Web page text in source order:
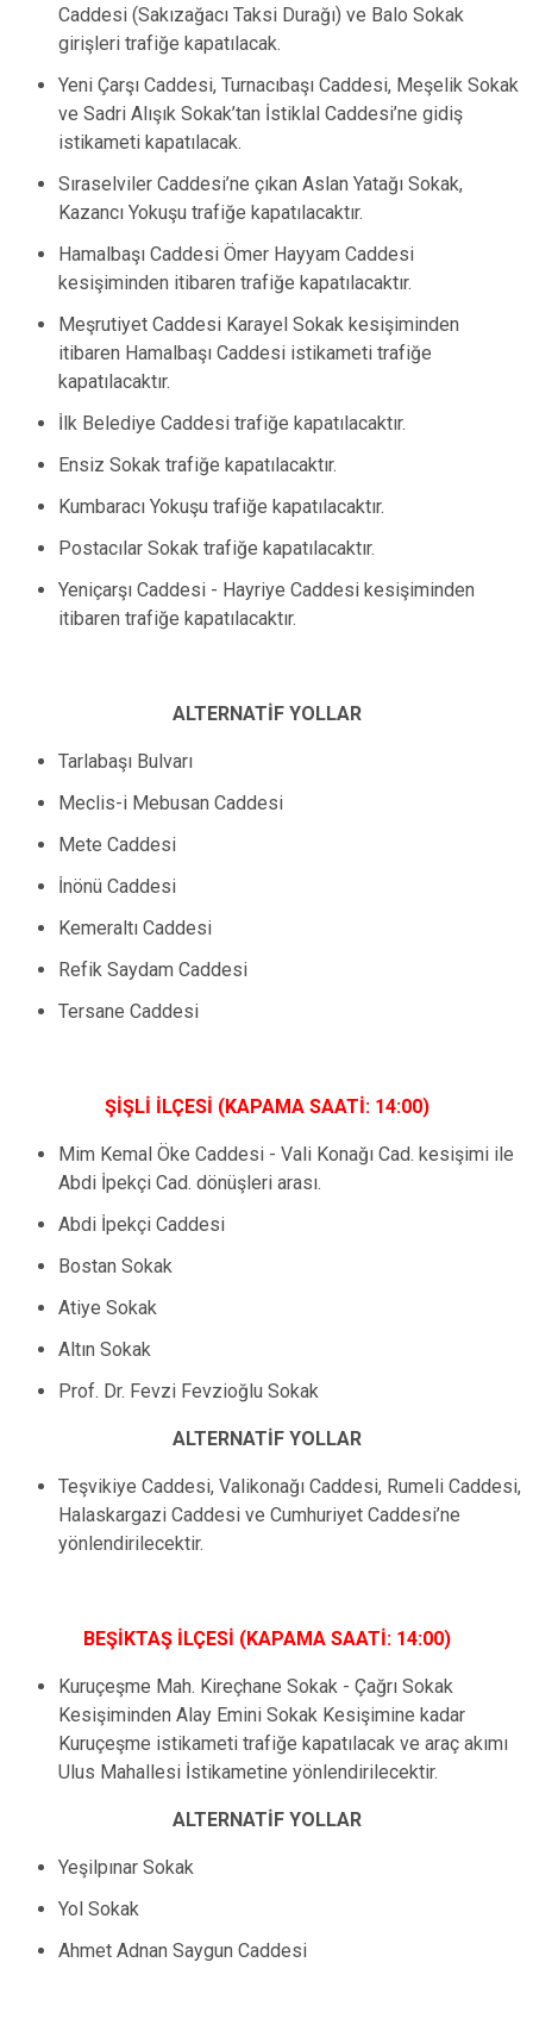
Caddesi (Sakızağacı Taksi Durağı) ve Balo Sokak
girişleri trafiğe kapatılacak.
Yeni Çarşı Caddesi, Turnacıbaşı Caddesi, Meşelik Sokak
ve Sadri Alışık Sokak’tan İstiklal Caddesi’ne gidiş
istikameti kapatılacak.
Sıraselviler Caddesi’ne çıkan Aslan Yatağı Sokak,
Kazancı Yokuşu trafiğe kapatılacaktır.
Hamalbaşı Caddesi Ömer Hayyam Caddesi
kesişiminden itibaren trafiğe kapatılacaktır.
Meşrutiyet Caddesi Karayel Sokak kesişiminden
itibaren Hamalbaşı Caddesi istikameti trafiğe
kapatılacaktır.
İlk Belediye Caddesi trafiğe kapatılacaktır.
Ensiz Sokak trafiğe kapatılacaktır.
Kumbaracı Yokuşu trafiğe kapatılacaktır.
Postacılar Sokak trafiğe kapatılacaktır.
Yeniçarşı Caddesi - Hayriye Caddesi kesişiminden
itibaren trafiğe kapatılacaktır.
ALTERNATİF YOLLAR
Tarlabaşı Bulvarı
Meclis-i Mebusan Caddesi
Mete Caddesi
İnönü Caddesi
Kemeraltı Caddesi
Refik Saydam Caddesi
Tersane Caddesi
ŞİŞLİ İLÇESİ (KAPAMA SAATİ: 14:00)
Mim Kemal Öke Caddesi - Vali Konağı Cad. kesişimi ile
Abdi İpekçi Cad. dönüşleri arası.
Abdi İpekçi Caddesi
Bostan Sokak
Atiye Sokak
Altın Sokak
Prof. Dr. Fevzi Fevzioğlu Sokak
ALTERNATİF YOLLAR
Teşvikiye Caddesi, Valikonağı Caddesi, Rumeli Caddesi,
Halaskargazi Caddesi ve Cumhuriyet Caddesi’ne
yönlendirilecektir.
BEŞİKTAŞ İLÇESİ (KAPAMA SAATİ: 14:00)
Kuruçeşme Mah. Kireçhane Sokak - Çağrı Sokak
Kesişiminden Alay Emini Sokak Kesişimine kadar
Kuruçeşme istikameti trafiğe kapatılacak ve araç akımı
Ulus Mahallesi İstikametine yönlendirilecektir.
ALTERNATİF YOLLAR
Yeşilpınar Sokak
Yol Sokak
Ahmet Adnan Saygun Caddesi